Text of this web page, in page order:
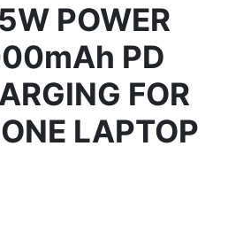
POWER
PD
FOR
LAPTOP